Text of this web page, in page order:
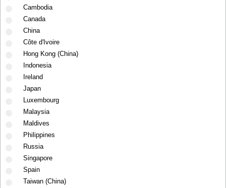
Cambodia
Canada
China
Côte d'Ivoire
Hong Kong (China)
Indonesia
Ireland
Japan
Luxembourg
Malaysia
Maldives
Philippines
Russia
Singapore
Spain
Taiwan (China)